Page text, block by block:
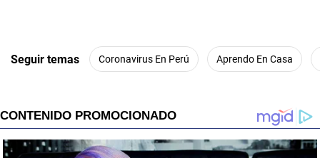
Seguir temas Coronavirus En Perú Aprendo En Casa